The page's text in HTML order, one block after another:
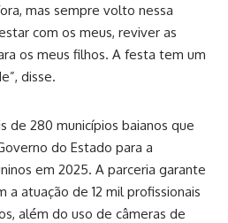
mas sempre volto nessa
com os meus, reviver as
os meus filhos. A festa tem um
disse.
de 280 municípios baianos que
do Estado para a
em 2025. A parceria garante
a atuação de 12 mil profissionais
além do uso de câmeras de